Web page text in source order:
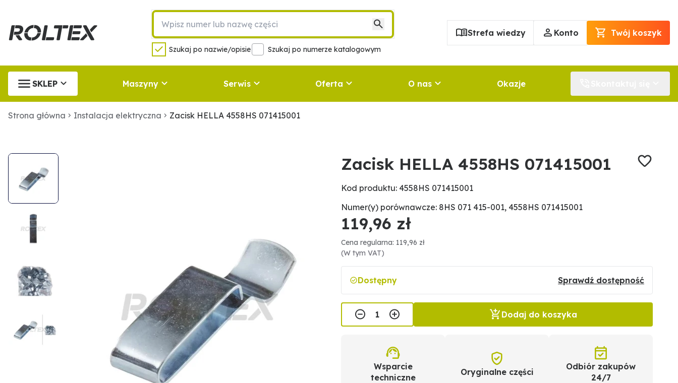
Szukaj po nazwie/opisie Szukaj po numerze katalogowym
Strefa wiedzy Konto Twój koszyk
SKLEP Maszyny Serwis Oferta O nas Okazje
Strona główna Instalacja elektryczna Zacisk HELLA 4558HS 071415001
Zacisk HELLA 4558HS 071415001
Kod produktu: 4558HS 071415001
Numer(y) porównawcze: 8HS 071 415-001, 4558HS 071415001
119,96 zł
Cena regularna: 119,96 zł
(W tym VAT)
Dostępny Sprawdź dostępność
Dodaj do koszyka
Wsparcie
techniczne
Oryginalne części
Odbiór zakupów
24/7